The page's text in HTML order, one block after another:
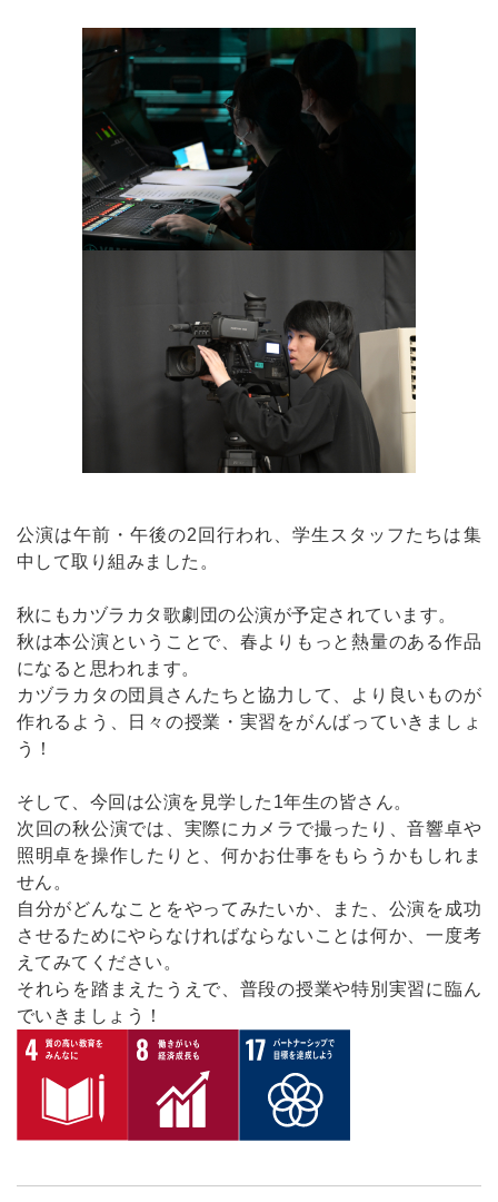
公演は午前・午後の2回行われ、学生スタッフたちは集
中して取り組みました。
秋にもカヅラカタ歌劇団の公演が予定されています。
秋は本公演ということで、春よりもっと熱量のある作品
になると思われます。
カヅラカタの団員さんたちと協力して、より良いものが
作れるよう、日々の授業・実習をがんばっていきましょ
う！
そして、今回は公演を見学した1年生の皆さん。
次回の秋公演では、実際にカメラで撮ったり、音響卓や
照明卓を操作したりと、何かお仕事をもらうかもしれま
せん。
自分がどんなことをやってみたいか、また、公演を成功
させるためにやらなければならないことは何か、一度考
えてみてください。
それらを踏まえたうえで、普段の授業や特別実習に臨ん
でいきましょう！